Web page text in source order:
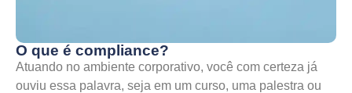
O que é compliance?
Atuando no ambiente corporativo, você com certeza já
ouviu essa palavra, seja em um curso, uma palestra ou